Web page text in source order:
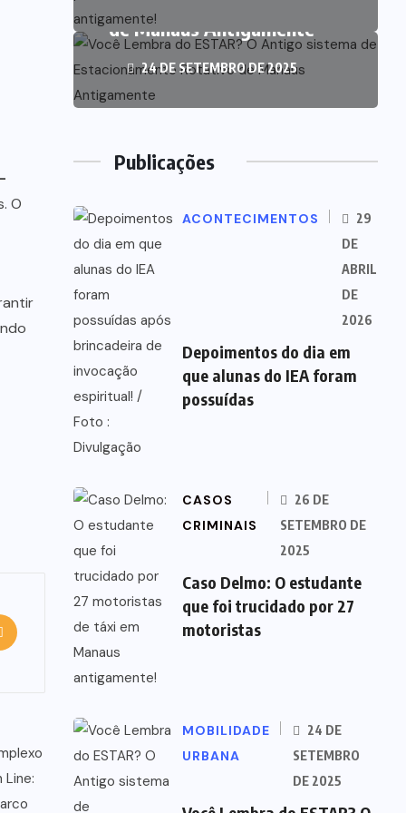
O
de Manaus Antigamente
24 DE SETEMBRO DE 2025
Publicações
ACONTECIMENTOS
29
DE
ABRIL
DE
2026
Depoimentos do dia em
que alunas do IEA foram
possuídas
CASOS
CRIMINAIS
26 DE
SETEMBRO DE
2025
Caso Delmo: O estudante
que foi trucidado por 27
motoristas
MOBILIDADE
URBANA
24 DE
SETEMBRO
DE 2025